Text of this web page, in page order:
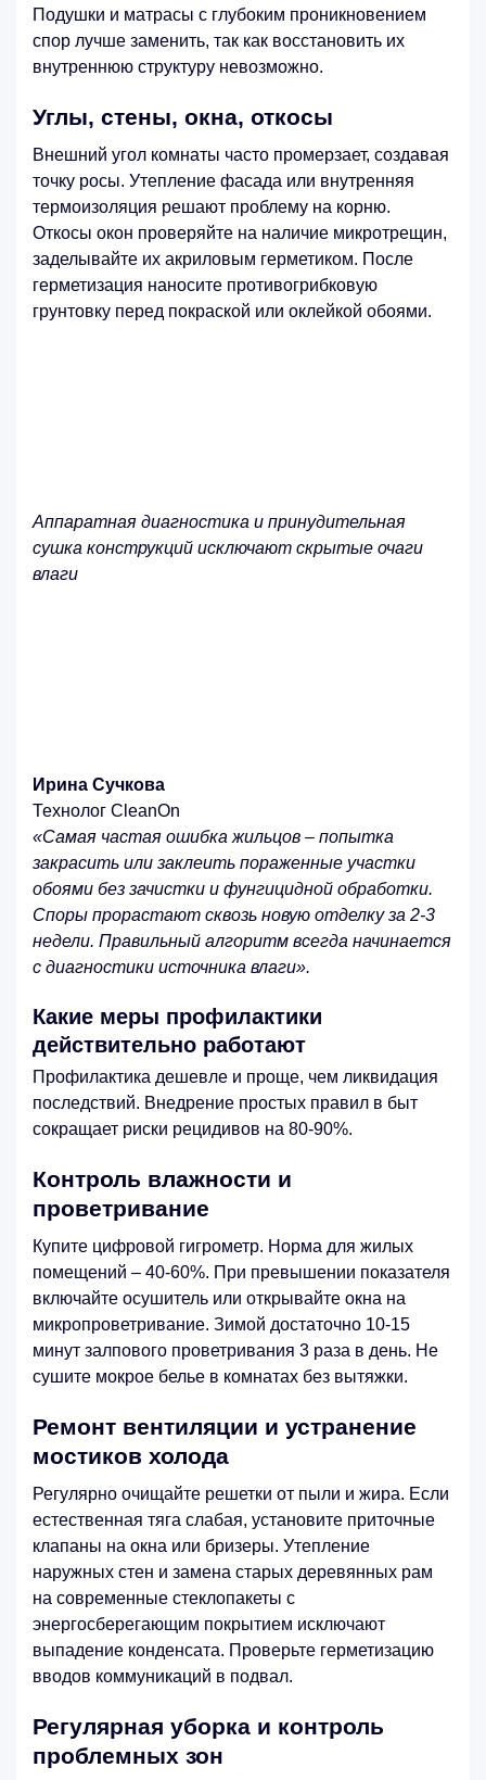
Подушки и матрасы с глубоким проникновением
спор лучше заменить, так как восстановить их
внутреннюю структуру невозможно.
Углы, стены, окна, откосы
Внешний угол комнаты часто промерзает, создавая
точку росы. Утепление фасада или внутренняя
термоизоляция решают проблему на корню.
Откосы окон проверяйте на наличие микротрещин,
заделывайте их акриловым герметиком. После
герметизация наносите противогрибковую
грунтовку перед покраской или оклейкой обоями.
Аппаратная диагностика и принудительная
сушка конструкций исключают скрытые очаги
влаги
Ирина Сучкова
Технолог CleanOn
«Самая частая ошибка жильцов – попытка
закрасить или заклеить пораженные участки
обоями без зачистки и фунгицидной обработки.
Споры прорастают сквозь новую отделку за 2-3
недели. Правильный алгоритм всегда начинается
с диагностики источника влаги».
Какие меры профилактики
действительно работают
Профилактика дешевле и проще, чем ликвидация
последствий. Внедрение простых правил в быт
сокращает риски рецидивов на 80-90%.
Контроль влажности и
проветривание
Купите цифровой гигрометр. Норма для жилых
помещений – 40-60%. При превышении показателя
включайте осушитель или открывайте окна на
микропроветривание. Зимой достаточно 10-15
минут залпового проветривания 3 раза в день. Не
сушите мокрое белье в комнатах без вытяжки.
Ремонт вентиляции и устранение
мостиков холода
Регулярно очищайте решетки от пыли и жира. Если
естественная тяга слабая, установите приточные
клапаны на окна или бризеры. Утепление
наружных стен и замена старых деревянных рам
на современные стеклопакеты с
энергосберегающим покрытием исключают
выпадение конденсата. Проверьте герметизацию
вводов коммуникаций в подвал.
Регулярная уборка и контроль
проблемных зон